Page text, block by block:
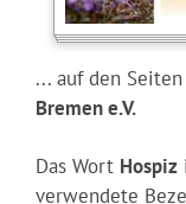
... auf den
Bremen e.V.
Das Wort Hospiz
verwendete